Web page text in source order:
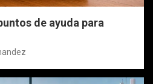
de ayuda para